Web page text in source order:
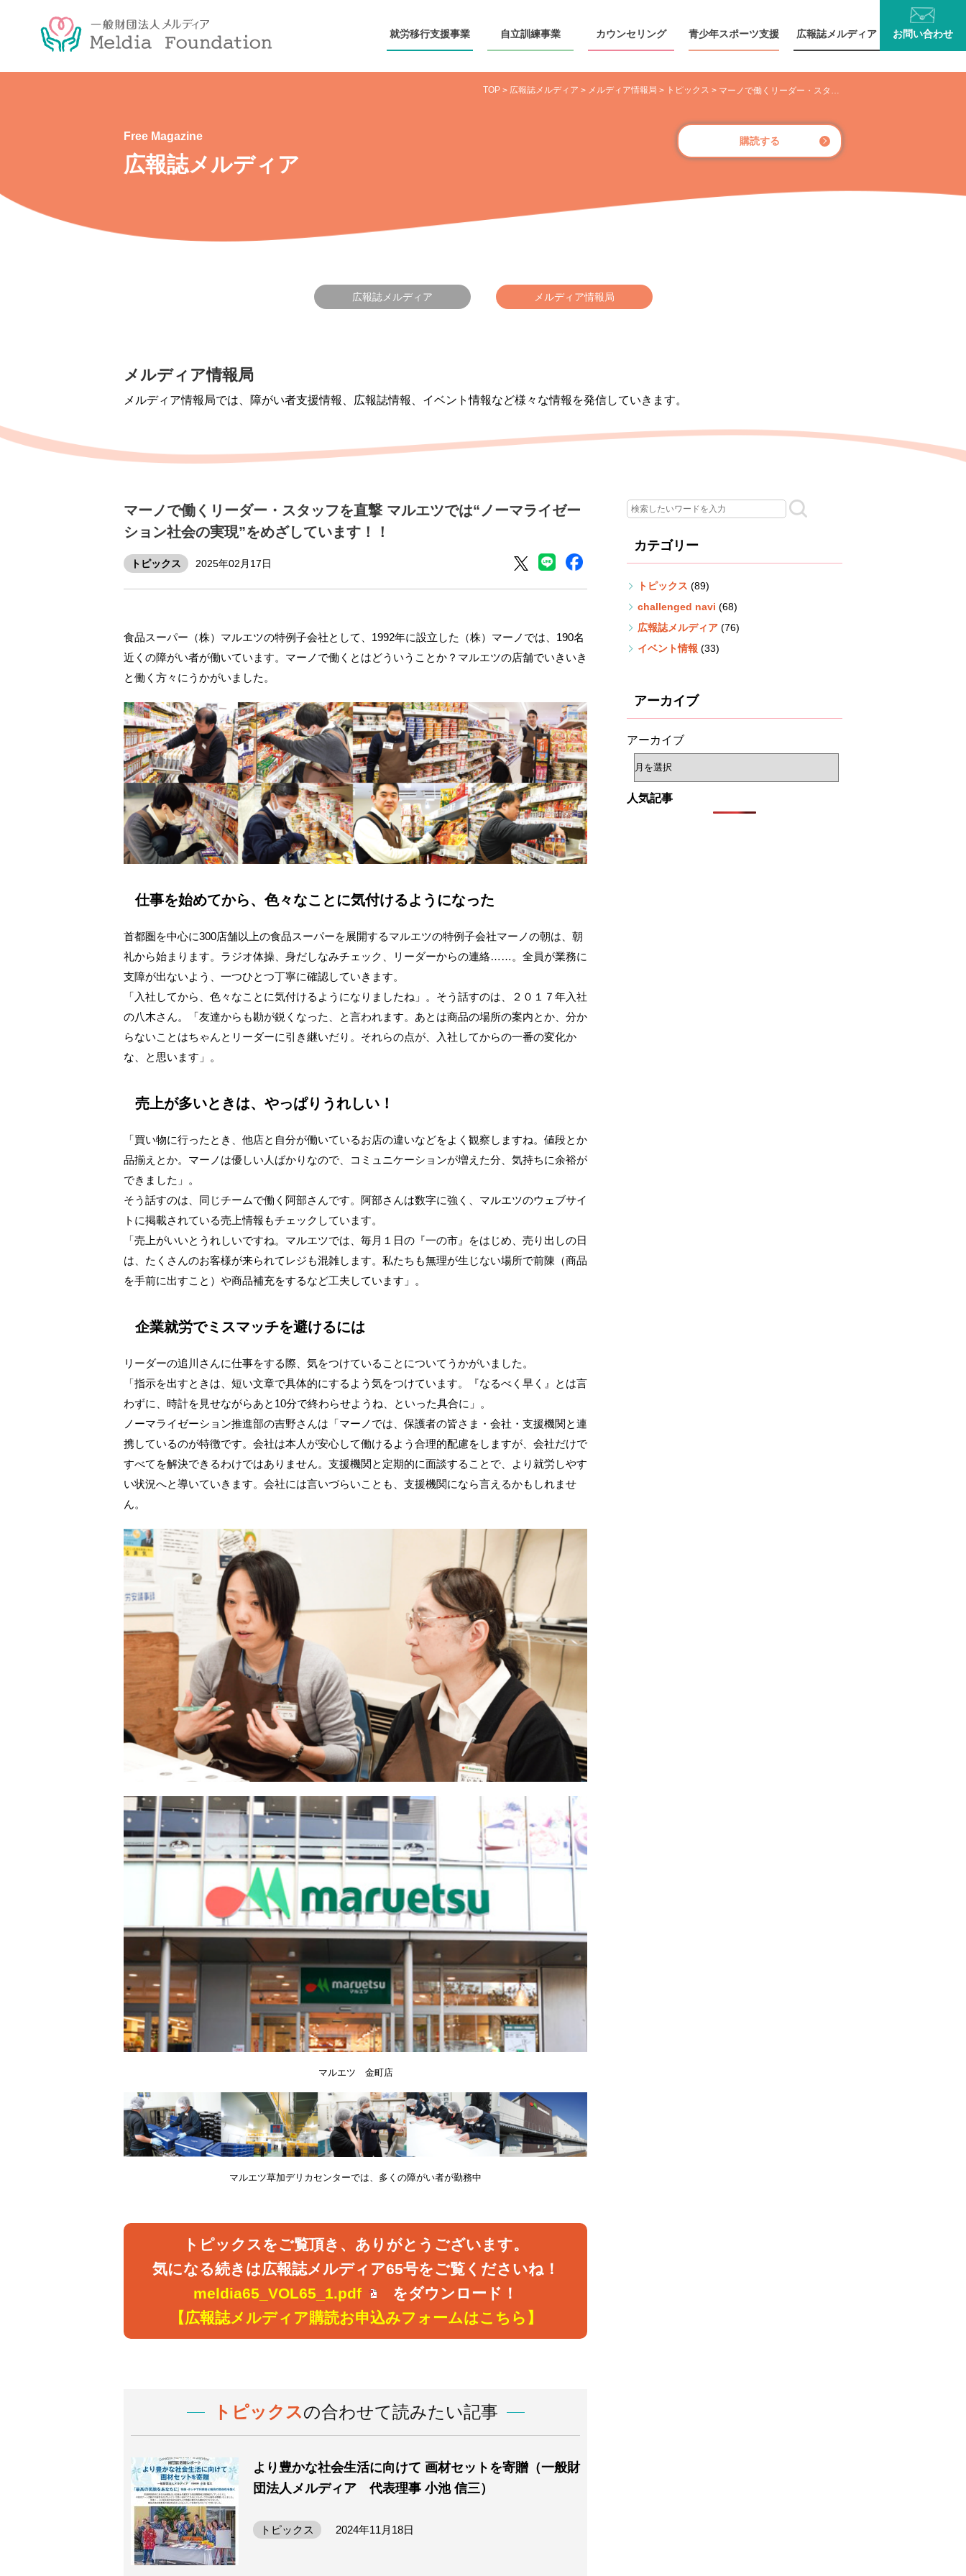
就労移行支援事業 自立訓練事業 カウンセ リング 青少年スポーツ支援 広報誌メルディア お問い合わせ
Free Magazine
広報誌メルディア
TOP > 広報誌メルディア > メルディア情報局 > トピックス > マーノで働くリーダー・スタッフを直撃 マルエツでは“ノーマライゼーション社会の実現”をめざしています！！
購読する
広報誌メルディア メルディア情報局
メルディア情報局
メルディア情報局では、障がい者支援情報、広報誌情報、イベント情報など様々な情報を発信していきます。
マーノで働くリーダー・スタッフを直撃 マルエツでは“ノーマライゼー
ション社会の実現”をめざしています！！
トピックス 2025年02月17日
食品スーパー（株）マルエツの特例子会社として、1992年に設立した（株）マーノでは、190名
近くの障がい者が働いています。マーノで働くとはどういうことか？マルエツの店舗でいきいき
と働く方々にうかがいました。
仕事を始めてから、色々なことに気付けるようになった
首都圏を中心に300店舗以上の食品スーパーを展開するマルエツの特例子会社マーノの朝は、朝
礼から始まります。ラジオ体操、身だしなみチェック、リーダーからの連絡……。全員が業務に
支障が出ないよう、一つひとつ丁寧に確認していきます。
「入社してから、色々なことに気付けるようになりましたね」。そう話すのは、２０１７年入社
の八木さん。「友達からも勘が鋭くなった、と言われます。あとは商品の場所の案内とか、分か
らないことはちゃんとリーダーに引き継いだり。それらの点が、入社してからの一番の変化か
な、と思います」。
売上が多いときは、やっぱりうれしい！
「買い物に行ったとき、他店と自分が働いているお店の違いなどをよく観察しますね。値段とか
品揃えとか。マーノは優しい人ばかりなので、コミュニケーションが増えた分、気持ちに余裕が
できました」。
そう話すのは、同じチームで働く阿部さんです。阿部さんは数字に強く、マルエツのウェブサイ
トに掲載されている売上情報もチェックしています。
「売上がいいとうれしいですね。マルエツでは、毎月１日の『一の市』をはじめ、売り出しの日
は、たくさんのお客様が来られてレジも混雑します。私たちも無理が生じない場所で前陳（商品
を手前に出すこと）や商品補充をするなど工夫しています」。
企業就労でミスマッチを避けるには
リーダーの追川さんに仕事をする際、気をつけていることについてうかがいました。
「指示を出すときは、短い文章で具体的にするよう気をつけています。『なるべく早く』とは言
わずに、時計を見せながらあと10分で終わらせようね、といった具合に」。
ノーマライゼーション推進部の吉野さんは「マーノでは、保護者の皆さま・会社・支援機関と連
携しているのが特徴です。会社は本人が安心して働けるよう合理的配慮をしますが、会社だけで
すべてを解決できるわけではありません。支援機関と定期的に面談することで、より就労しやす
い状況へと導いていきます。会社には言いづらいことも、支援機関になら言えるかもしれませ
ん。
マルエツ 金町店
マルエツ草加デリカセンターでは、多くの障がい者が勤務中
トピックスをご覧頂き、ありがとうございます。
気になる続きは広報誌メルディア65号をご覧くださいね！
meldia65_VOL65_1.pdf
をダウンロード！
【広報誌メルディア購読お申込みフォームはこちら】
トピックスの合わせて読みたい記事
より豊かな社会生活に向けて 画材セットを寄贈（一般財
団法人メルディア 代表理事 小池 信三）
トピックス 2024年11月18日
カテゴリー
トピックス (89)
challenged navi (68)
広報誌メルディア (76)
イベント情報 (33)
アーカイブ
アーカイブ
人気記事